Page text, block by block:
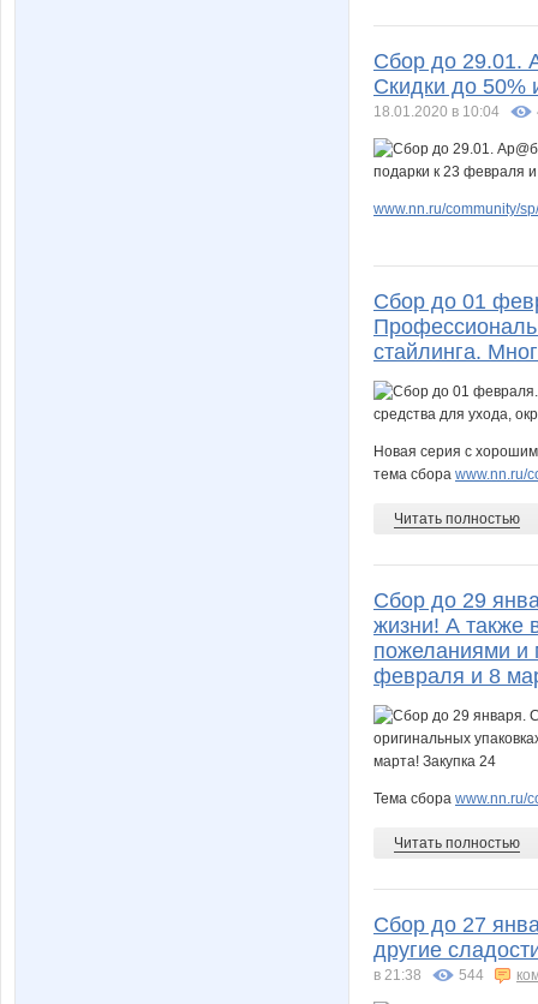
Сбор до 29.01.
Скидки до 50%
18.01.2020 в 10:04
www.nn.ru/community/
Сбор до 01
стайлинга.
Новая серия с
тема сбора www.nn.ru/
Читать полностью
Сбор до 29
жизни! А также
пожеланиями и
февраля и 8
Тема сбора www.nn.ru/
Читать полностью
Сбор до 27
другие
в 21:38 544